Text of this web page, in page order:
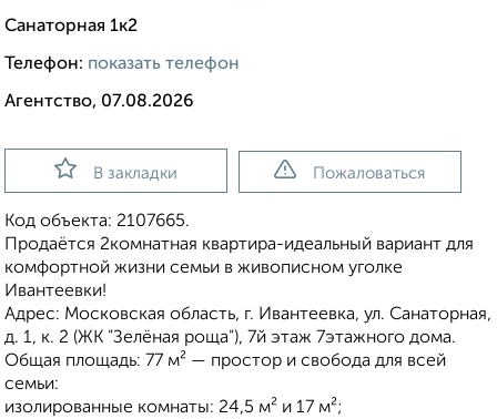
Санаторная 1к2
Телефон: показать телефон
Агентство, 07.08.2026
В закладки Пожаловаться
Код объекта: 2107665.
Продаётся 2комнатная квартира-идеальный вариант для
комфортной жизни семьи в живописном уголке
Ивантеевки!
Адрес: Московская область, г. Ивантеевка, ул. Санаторная,
д. 1, к. 2 (ЖК "Зелёная роща"), 7й этаж 7этажного дома.
Общая площадь: 77 м² — простор и свобода для всей
семьи:
изолированные комнаты: 24,5 м² и 17 м²;